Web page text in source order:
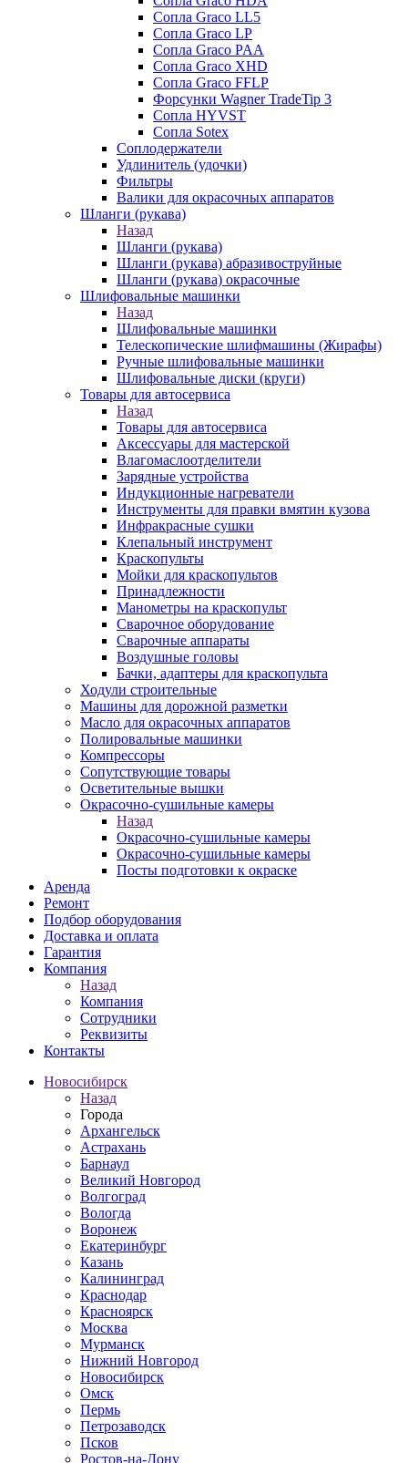
Сопла Graco LL5
Сопла Graco LP
Сопла Graco PAA
Сопла Graco XHD
Сопла Graco FFLP
Форсунки Wagner TradeTip 3
Сопла HYVST
Сопла Sotex
Соплодержатели
Удлинитель (удочки)
Фильтры
Валики для окрасочных аппаратов
Шланги (рукава)
Назад
Шланги (рукава)
Шланги (рукава) абразивоструйные
Шланги (рукава) окрасочные
Шлифовальные машинки
Назад
Шлифовальные машинки
Телескопические шлифмашины (Жирафы)
Ручные шлифовальные машинки
Шлифовальные диски (круги)
Товары для автосервиса
Назад
Товары для автосервиса
Аксессуары для мастерской
Влагомаслоотделители
Зарядные устройства
Индукционные нагреватели
Инструменты для правки вмятин кузова
Инфракрасные сушки
Клепальный инструмент
Краскопульты
Мойки для краскопультов
Принадлежности
Манометры на краскопульт
Сварочное оборудование
Сварочные аппараты
Воздушные головы
Бачки, адаптеры для краскопульта
Ходули строительные
Машины для дорожной разметки
Масло для окрасочных аппаратов
Полировальные машинки
Компрессоры
Сопутствующие товары
Осветительные вышки
Окрасочно-сушильные камеры
Назад
Окрасочно-сушильные камеры
Окрасочно-сушильные камеры
Посты подготовки к окраске
Аренда
Ремонт
Подбор оборудования
Доставка и оплата
Гарантия
Компания
Назад
Компания
Сотрудники
Реквизиты
Контакты
Новосибирск
Назад
Города
Архангельск
Астрахань
Барнаул
Великий Новгород
Волгоград
Вологда
Воронеж
Екатеринбург
Казань
Калининград
Краснодар
Красноярск
Москва
Мурманск
Нижний Новгород
Новосибирск
Омск
Пермь
Петрозаводск
Псков
Ростов-на-Дону